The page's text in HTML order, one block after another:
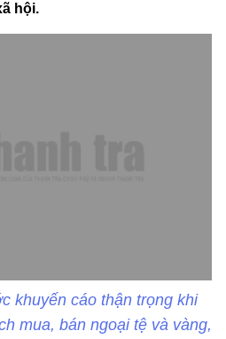
hội.
khuyến cáo thận trọng khi
mua, bán ngoại tệ và vàng,